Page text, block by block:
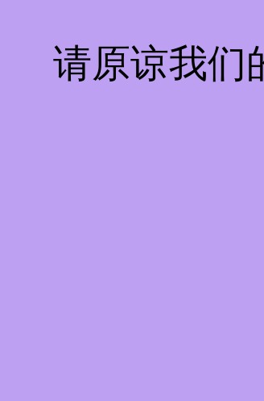
请原谅我们